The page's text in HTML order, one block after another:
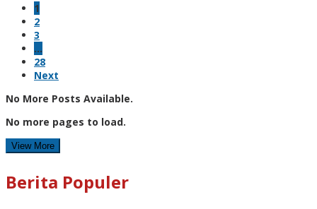
1
2
3
…
28
Next
No More Posts Available.
No more pages to load.
View More
Berita Populer